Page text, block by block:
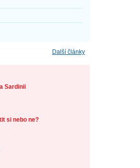
Další články
Sardinii
si nebo ne?